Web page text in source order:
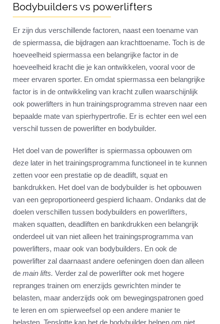
Bodybuilders vs powerlifters
Er zijn dus verschillende factoren, naast een toename van
de spiermassa, die bijdragen aan krachttoename. Toch is de
hoeveelheid spiermassa een belangrijke factor in de
hoeveelheid kracht die je kan ontwikkelen, vooral voor de
meer ervaren sporter. En omdat spiermassa een belangrijke
factor is in de ontwikkeling van kracht zullen waarschijnlijk
ook powerlifters in hun trainingsprogramma streven naar een
bepaalde mate van spierhypertrofie. Er is echter een wel een
verschil tussen de powerlifter en bodybuilder.
Het doel van de powerlifter is spiermassa opbouwen om
deze later in het trainingsprogramma functioneel in te kunnen
zetten voor een prestatie op de deadlift, squat en
bankdrukken. Het doel van de bodybuilder is het opbouwen
van een geproportioneerd gespierd lichaam. Ondanks dat de
doelen verschillen tussen bodybuilders en powerlifters,
maken squatten, deadliften en bankdrukken een belangrijk
onderdeel uit van niet alleen het trainingsprogramma van
powerlifters, maar ook van bodybuilders. En ook de
powerlifter zal daarnaast andere oefeningen doen dan alleen
de main lifts. Verder zal de powerlifter ook met hogere
repranges trainen om enerzijds gewrichten minder te
belasten, maar anderzijds ook om bewegingspatronen goed
te leren en om spierweefsel op een andere manier te